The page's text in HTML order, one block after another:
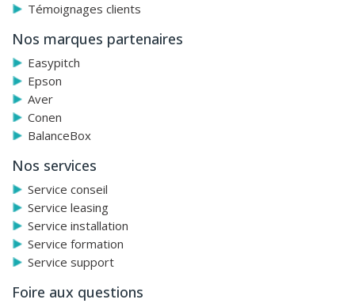
Témoignages clients
Nos marques partenaires
Easypitch
Epson
Aver
Conen
BalanceBox
Nos services
Service conseil
Service leasing
Service installation
Service formation
Service support
Foire aux questions